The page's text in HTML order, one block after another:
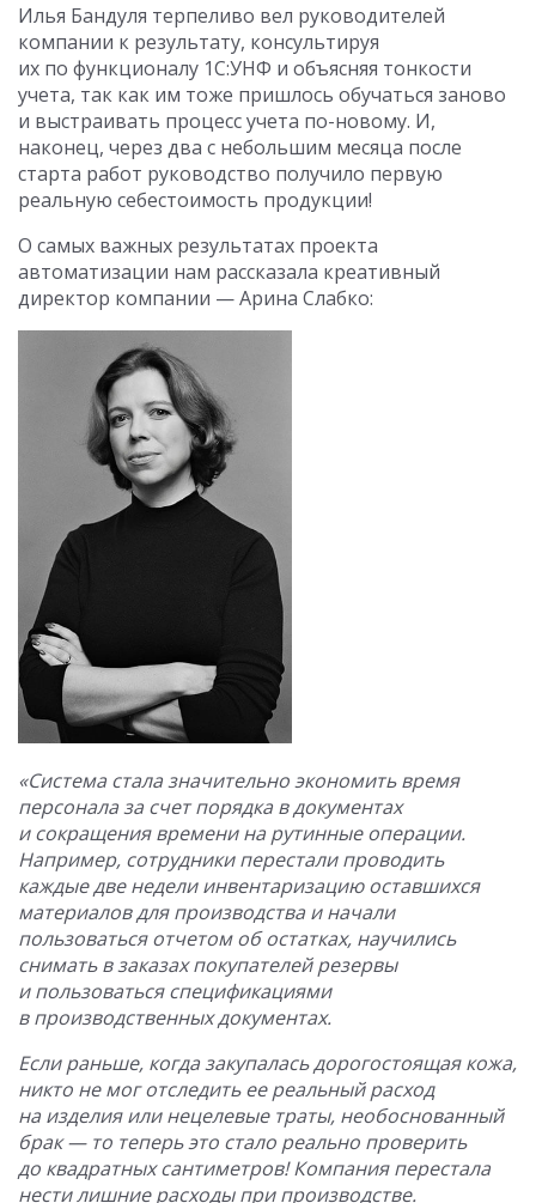
Илья Бандуля терпеливо вел руководителей
компании к результату, консультируя
их по функционалу 1С:УНФ и объясняя тонкости
учета, так как им тоже пришлось обучаться заново
и выстраивать процесс учета по-новому. И,
наконец, через два с небольшим месяца после
старта работ руководство получило первую
реальную себестоимость продукции!
О самых важных результатах проекта
автоматизации нам рассказала креативный
директор компании — Арина Слабко:
«Система стала значительно экономить время
персонала за счет порядка в документах
и сокращения времени на рутинные операции.
Например, сотрудники перестали проводить
каждые две недели инвентаризацию оставшихся
материалов для производства и начали
пользоваться отчетом об остатках, научились
снимать в заказах покупателей резервы
и пользоваться спецификациями
в производственных документах.
Если раньше, когда закупалась дорогостоящая кожа,
никто не мог отследить ее реальный расход
на изделия или нецелевые траты, необоснованный
брак — то теперь это стало реально проверить
до квадратных сантиметров! Компания перестала
нести лишние расходы при производстве.